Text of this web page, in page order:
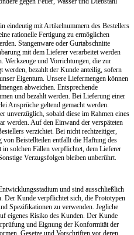
eindeutig mit Artikelnummern des Bestellers
rationelle Fertigung zu ermöglichen
Stangenware oder Gurtabschnitte
mit dem Lieferer verarbeitet werden
Werkzeuge und Vorrichtungen, die zur
werden, bezahlt der Kunde anteilig, sofern
Eigentum. Unsere Liefermengen können
abweichen. Entsprechende
und bezahlt werden. Bei Lieferung einer
Ansprüche geltend gemacht werden.
unverzüglich, sobald diese im Rahmen eines
werden. Auf den Einwand der verspäteten
verzichtet. Bei nicht rechtzeitiger,
von Beistellteilen entfällt die Haftung des
solchen Fällen verpflichtet, dem Lieferer
Verzugsfolgen bleiben unberührt.
und sind ausschließlich
Der Kunde verpflichtet sich, die Prototypen
Spezifikationen zu verwenden. Jegliche
eigenes Risiko des Kunden. Der Kunde
und Eignung der Konformität der
Gesetze und Vorschriften vor deren